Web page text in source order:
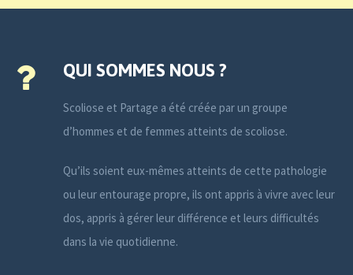
QUI SOMMES NOUS ?
Scoliose et Partage a été créée par un groupe
d’hommes et de femmes atteints de scoliose.
Qu’ils soient eux-mêmes atteints de cette pathologie
ou leur entourage propre, ils ont appris à vivre avec leur
dos, appris à gérer leur différence et leurs difficultés
dans la vie quotidienne.